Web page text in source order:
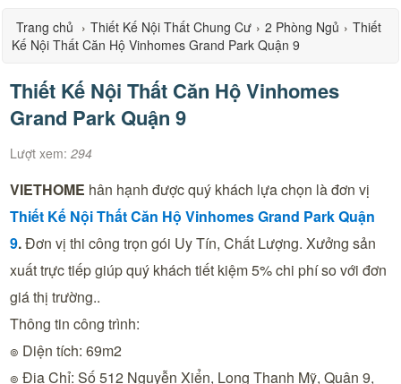
Trang chủ › Thiết Kế Nội Thất Chung Cư › 2 Phòng Ngủ › Thiết
Kế Nội Thất Căn Hộ Vinhomes Grand Park Quận 9
Thiết Kế Nội Thất Căn Hộ Vinhomes
Grand Park Quận 9
Lượt xem:294
VIETHOME hân hạnh được quý khách lựa chọn là đơn vị
Thiết Kế Nội Thất Căn Hộ Vinhomes Grand ParkQuận
9.Đơn vị thi công trọn gói Uy Tín, Chất Lượng. Xưởng sản
xuất trực tiếp giúp quý khách tiết kiệm 5% chi phí so với đơn
giá thị trường..
Thông tin công trình:
๏ Diện tích: 69m2
๏ Địa Chỉ: Số 512 Nguyễn Xiển, Long Thạnh Mỹ, Quận 9,